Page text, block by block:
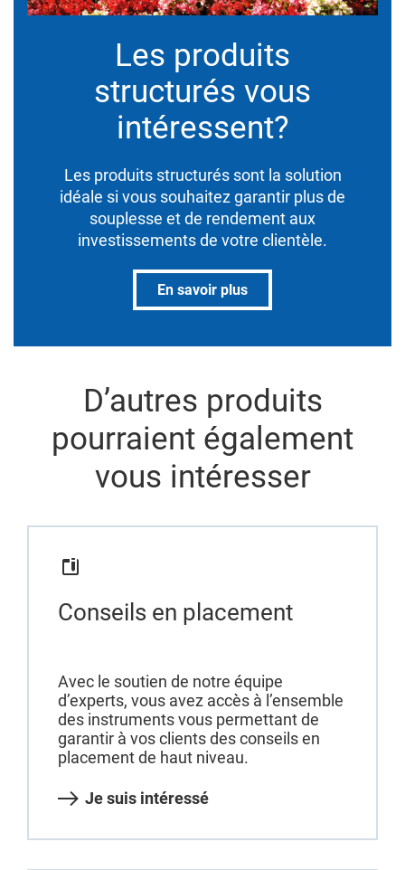
Les produits
structurés vous
intéressent?
Les produits structurés sont la solution
idéale si vous souhaitez garantir plus de
souplesse et de rendement aux
investissements de votre clientèle.
En savoir plus
D’autres produits
pourraient également
vous intéresser
Conseils en placement
Avec le soutien de notre équipe
d’experts, vous avez accès à l’ensemble
des instruments vous permettant de
garantir à vos clients des conseils en
placement de haut niveau.
Je suis intéressé